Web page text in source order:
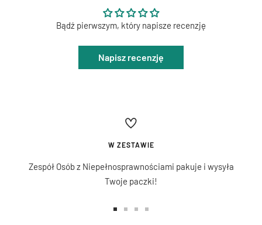
Bądź pierwszym, który napisze recenzję
Napisz recenzję
W ZESTAWIE
Zespół Osób z Niepełnosprawnościami pakuje i wysyła
Twoje paczki!